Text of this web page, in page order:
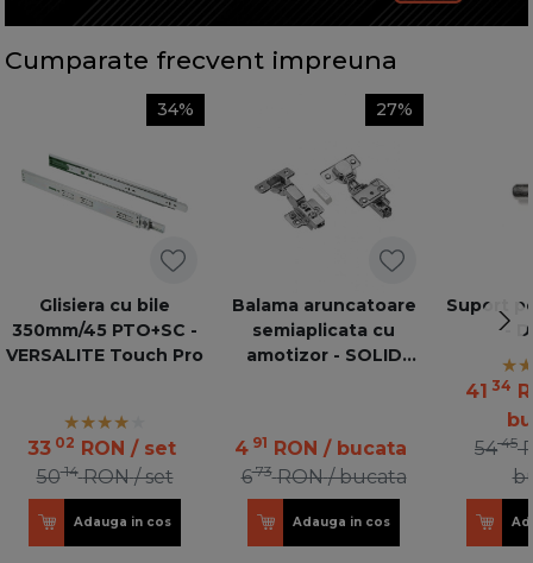
Cumparate frecvent impreuna
34%
Glisiera cu bile
350mm/45 PTO+SC -
VERSALITE Touch Pro
33 02 RON / set
5014 RON / set
Adauga in cos
27%
Balama aruncatoare
semiaplicata cu
amotizor - SOLID
4 91 RON / bucata
673 RON / bucata
Adauga in cos
Suport
-
41 34
5445